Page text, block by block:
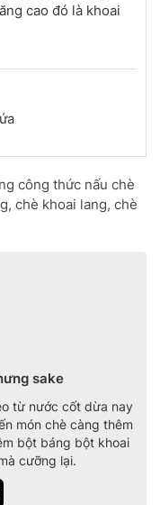
cao đó là khoai
công thức nấu chè
chè khoai lang, chè
sake
từ nước cốt dừa nay
món chè càng thêm
bột báng bột khoai
cưỡng lại.